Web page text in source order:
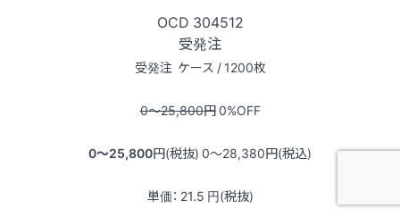
OCD 304512
受発注
受発注 ケース / 1200枚
0〜25,800円0%OFF
0〜25,800円(税抜) 0〜28,380円(税込)
単価： 21.5 円(税抜)